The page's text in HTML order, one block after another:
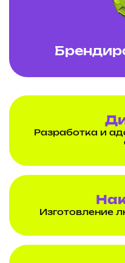
Разработка и
Изготовление